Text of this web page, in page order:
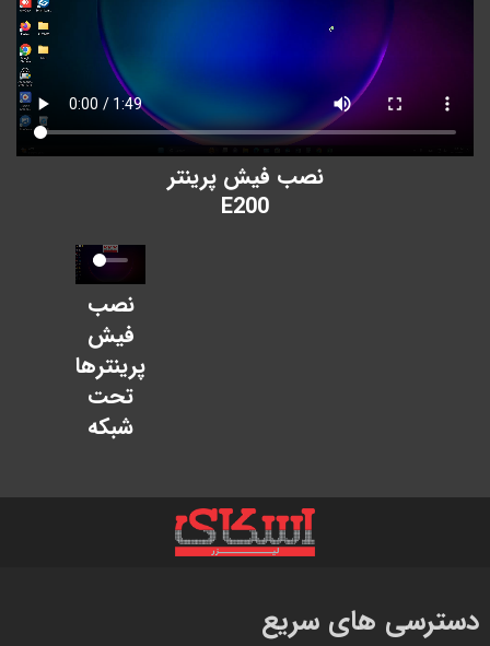
نصب فیش پرینتر
E200
نصب
فیش
پرینترها
تحت
شبکه
دسترسی های سریع